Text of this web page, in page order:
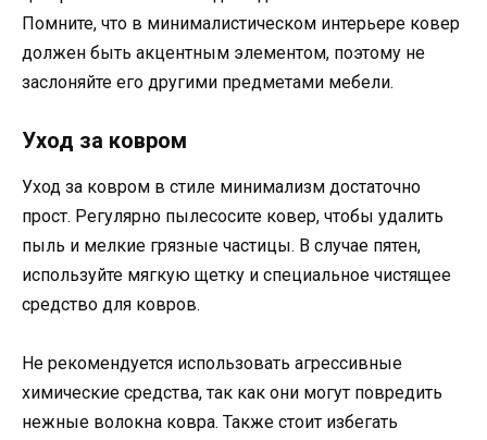
Помните, что в минималистическом интерьере ковер
должен быть акцентным элементом, поэтому не
заслоняйте его другими предметами мебели.
Уход за ковром
Уход за ковром в стиле минимализм достаточно
прост. Регулярно пылесосите ковер, чтобы удалить
пыль и мелкие грязные частицы. В случае пятен,
используйте мягкую щетку и специальное чистящее
средство для ковров.
Не рекомендуется использовать агрессивные
химические средства, так как они могут повредить
нежные волокна ковра. Также стоит избегать